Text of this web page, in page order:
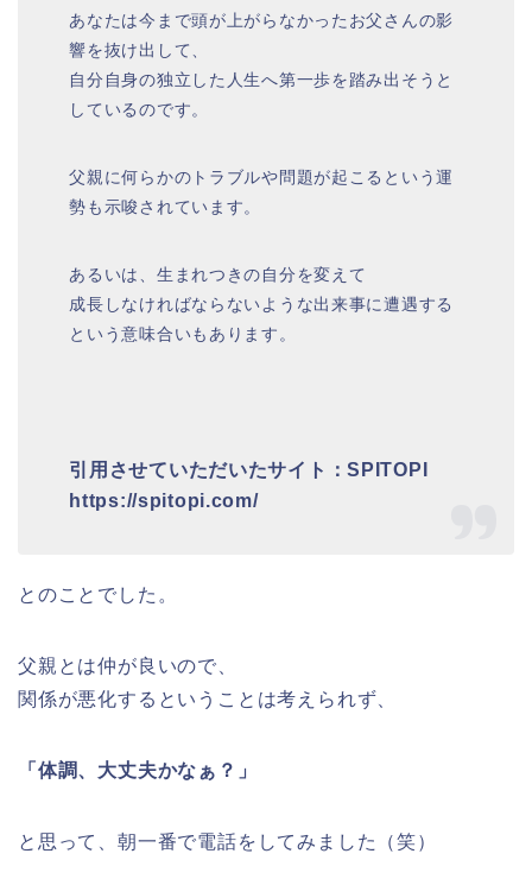
あなたは今まで頭が上がらなかったお父さんの影
響を抜け出して、
自分自身の独立した人生へ第一歩を踏み出そうと
しているのです。
父親に何らかのトラブルや問題が起こるという運
勢も示唆されています。
あるいは、生まれつきの自分を変えて
成長しなければならないような出来事に遭遇する
という意味合いもあります。
引用させていただいたサイト：SPITOPI
https://spitopi.com/
とのことでした。
父親とは仲が良いので、
関係が悪化するということは考えられず、
「体調、大丈夫かなぁ？」
と思って、朝一番で電話をしてみました（笑）